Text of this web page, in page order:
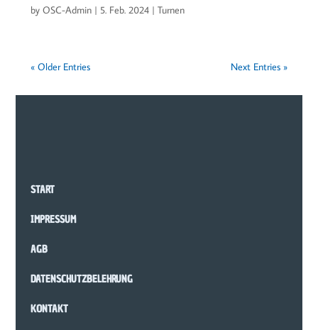
by OSC-Admin| 5. Feb. 2024| Turnen
« Older Entries Next Entries »
START
IMPRESSUM
AGB
DATENSCHUTZBELEHRUNG
KONTAKT